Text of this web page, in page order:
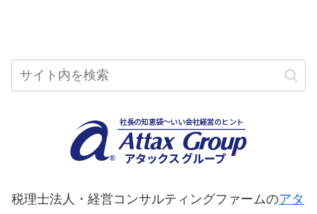
税理士法人・経営コンサルティングファームのアタ